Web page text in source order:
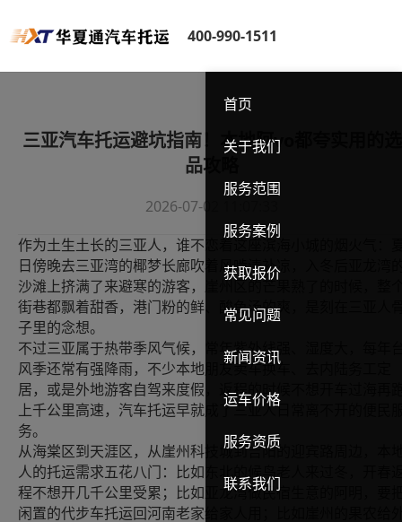
400-990-1511
首页
关于我们
服务范围
服务案例
获取报价
常见问题
新闻资讯
运车价格
服务资质
联系我们
三亚汽车托运避坑指南！本地阿vo都夸实用的选
品攻略
2026-07-02 11:07:33
作为土生土长的三亚人，谁不恋着这座滨海小城的烟火气：
日傍晚去三亚湾的椰梦长廊吹着风啃清补凉，入冬后亚龙湾
沙滩上挤满了来避寒的游客，崖州区的芒果熟了的时候，整
街巷都飘着甜香，港门粉的鲜、酸鱼汤的爽，是刻在三亚人
子里的念想。
不过三亚属于热带季风气候，常年紫外线强、湿度大，每年
风季还常有强降雨，不少本地朋友卖车换车、去内陆务工定
居，或是外地游客自驾来度假，返程的时候不想开车过海再
上千公里高速，汽车托运早就成了三亚人日常离不开的便民
务。
从海棠区到天涯区，从崖州科技城到吉阳的迎宾路周边，本
人的托运需求五花八门：比如东北的候鸟老人来过冬，开春
程不想开几千公里受累；比如亚龙湾做民宿生意的阿明，要
闲置的代步车托运回河南老家给家人用；比如崖州的果农给